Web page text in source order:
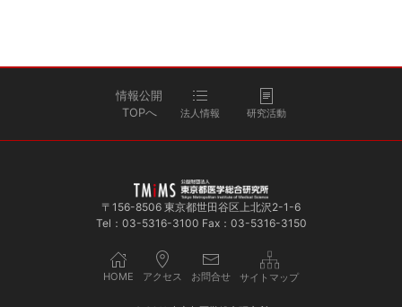
情報公開
TOPへ
法人情報 研究活動
〒156-8506 東京都世田谷区上北沢2-1-6
Tel：03-5316-3100 Fax：03-5316-3150
HOME アクセス お問合せ サイトマップ